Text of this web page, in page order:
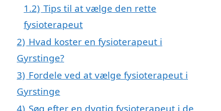
1.2) Tips til at vælge den rette
fysioterapeut
2) Hvad koster en fysioterapeut i
Gyrstinge?
3) Fordele ved at vælge fysioterapeut i
Gyrstinge
4) Søg efter en dygtig fysioterapeut i de